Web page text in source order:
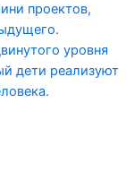
проектов,
уровня
дети реализуют